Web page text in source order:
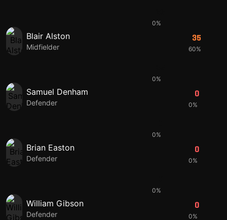
0%
Blair Alston
Midfielder
35
60%
0%
Samuel Denham
Defender
0
0%
0%
Brian Easton
Defender
0
0%
0%
William Gibson
Defender
0
0%